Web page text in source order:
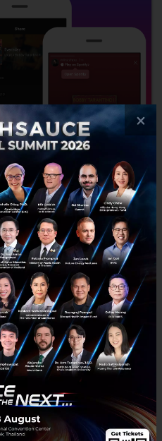
อร์ใหม่ แชร์เพลงลง
จอเพลงที่ฟังอยู่ไปได้เลย เพราะ
ใช้สามารถแชร์เพลงโปรดผ่าน
Digital Content
×